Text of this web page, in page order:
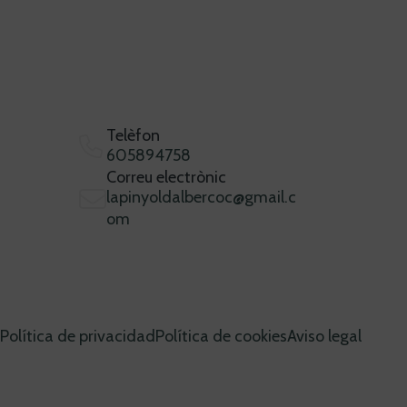
Telèfon
605894758
Correu electrònic
lapinyoldalbercoc@gmail.c
om
Política de privacidadPolítica de cookiesAviso legal